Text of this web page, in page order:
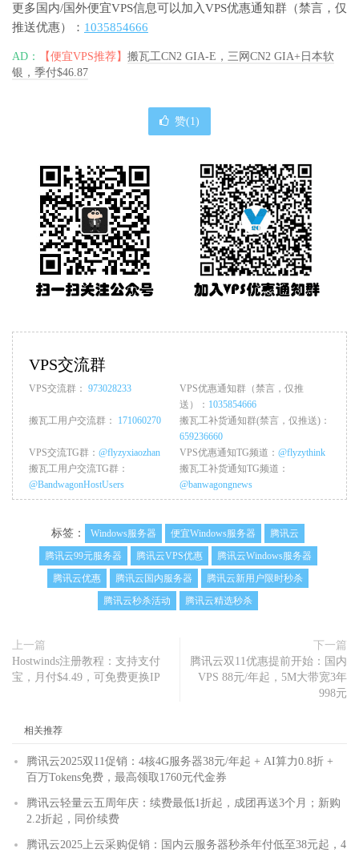
更多国内/国外便宜VPS信息可以加入VPS优惠通知群（禁言，仅
推送优惠）： 1035854666
AD： 【便宜VPS推荐】 搬瓦工CN2 GIA-E，三网CN2 GIA+日本软
银，季付$46.87
赞(1)
VPS交流群
VPS交流群： 973028233
VPS优惠通知群（禁言，仅推
送）： 1035854666
搬瓦工用户交流群： 171060270
搬瓦工补货通知群(禁言，仅推送)：
659236660
VPS交流TG群： @flyzyxiaozhan VPS优惠通知TG频道： @flyzythink
搬瓦工用户交流TG群：
@BandwagonHostUsers
搬瓦工补货通知TG频道：
@banwagongnews
标签： Windows服务器 便宜Windows服务器
腾讯云
腾讯云99元服务器
腾讯云VPS优惠
腾讯云Windows服务器
腾讯云优惠
腾讯云国内服务器
腾讯云新用户限时秒杀
腾讯云秒杀活动
腾讯云精选秒杀
上一篇
Hostwinds注册教程：支持支付
宝，月付$4.49，可免费更换IP
下一篇
腾讯云双11优惠提前开始：国内
VPS 88元/年起，5M大带宽3年
998元
相关推荐
腾讯云2025双11促销：4核4G服务器38元/年起 + AI算力0.8折 +
百万Tokens免费，最高领取1760元代金券
腾讯云轻量云五周年庆：续费最低1折起，成团再送3个月；新购
2.2折起，同价续费
腾讯云2025上云采购促销：国内云服务器秒杀年付低至38元起，4